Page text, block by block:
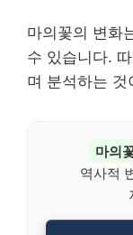
마의꽃의 변화
수 있습니다.
며 분석하는 것
마의
역사적